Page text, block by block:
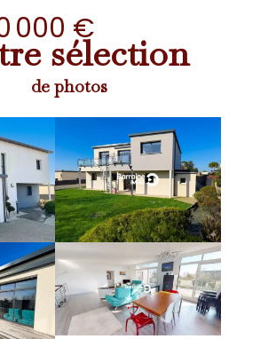
000 €
sélection
de photos